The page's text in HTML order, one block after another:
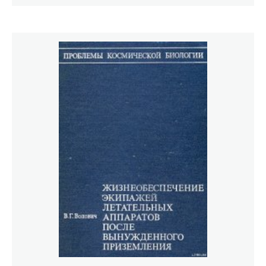
автором во время экспедиций в Арктику, пустыни
Средней Азии, в тропическую зону Атлантического,
Индийского и Тихого океанов.Издание рассчитано на